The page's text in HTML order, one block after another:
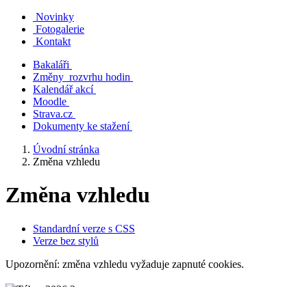
Novinky
Fotogalerie
Kontakt
Bakaláři
Změny rozvrhu hodin
Kalendář akcí
Moodle
Strava.cz
Dokumenty ke stažení
Úvodní stránka
Změna vzhledu
Změna vzhledu
Standardní verze s CSS
Verze bez stylů
Upozornění: změna vzhledu vyžaduje zapnuté cookies.